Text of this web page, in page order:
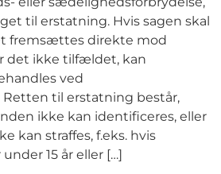
til erstatning. Hvis sagen skal
fremsættes direkte mod
det ikke tilfældet, kan
ved
til erstatning består,
ikke kan identificeres, eller
kan straffes, f.eks. hvis
15 år eller […]